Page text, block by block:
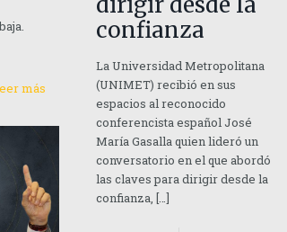
más
confianza
La Universidad Metropolitana
(UNIMET) recibió en sus
espacios al reconocido
conferencista español José
María Gasalla quien lideró un
conversatorio en el que abordó
las claves para dirigir desde la
confianza, […]